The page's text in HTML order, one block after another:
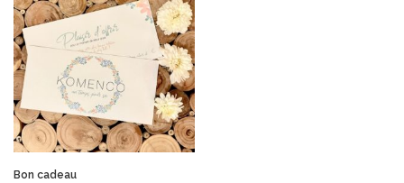
Bon cadeau